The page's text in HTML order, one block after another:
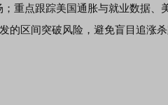
重点跟踪美国通胀与就业数据、
的区间突破风险，避免盲目追涨杀